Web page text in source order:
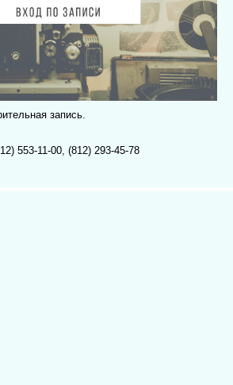
запись.
553-11-00, (812) 293-45-78